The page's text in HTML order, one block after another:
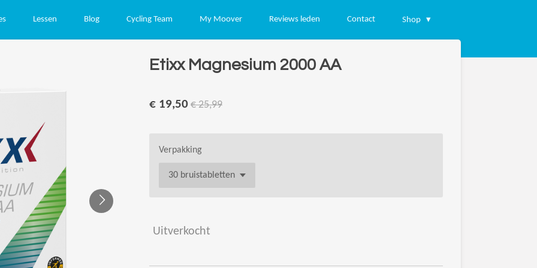
Lessen Blog Cycling Team My Moover Reviews leden Contact Shop
Etixx Magnesium 2000 AA
€ 19,50 € 25,99
Verpakking
Uitverkocht